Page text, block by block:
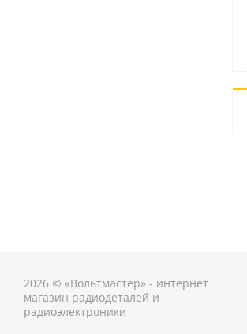
2026 © «Вольтмастер» - интернет
магазин радиодеталей и
радиоэлектроники